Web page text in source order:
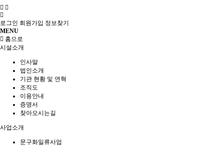
로그인 회원가입 정보찾기
MENU
홈으로
시설소개
인사말
법인소개
기관 현황 및 연혁
조직도
이용안내
증명서
찾아오시는길
사업소개
문구화일류사업